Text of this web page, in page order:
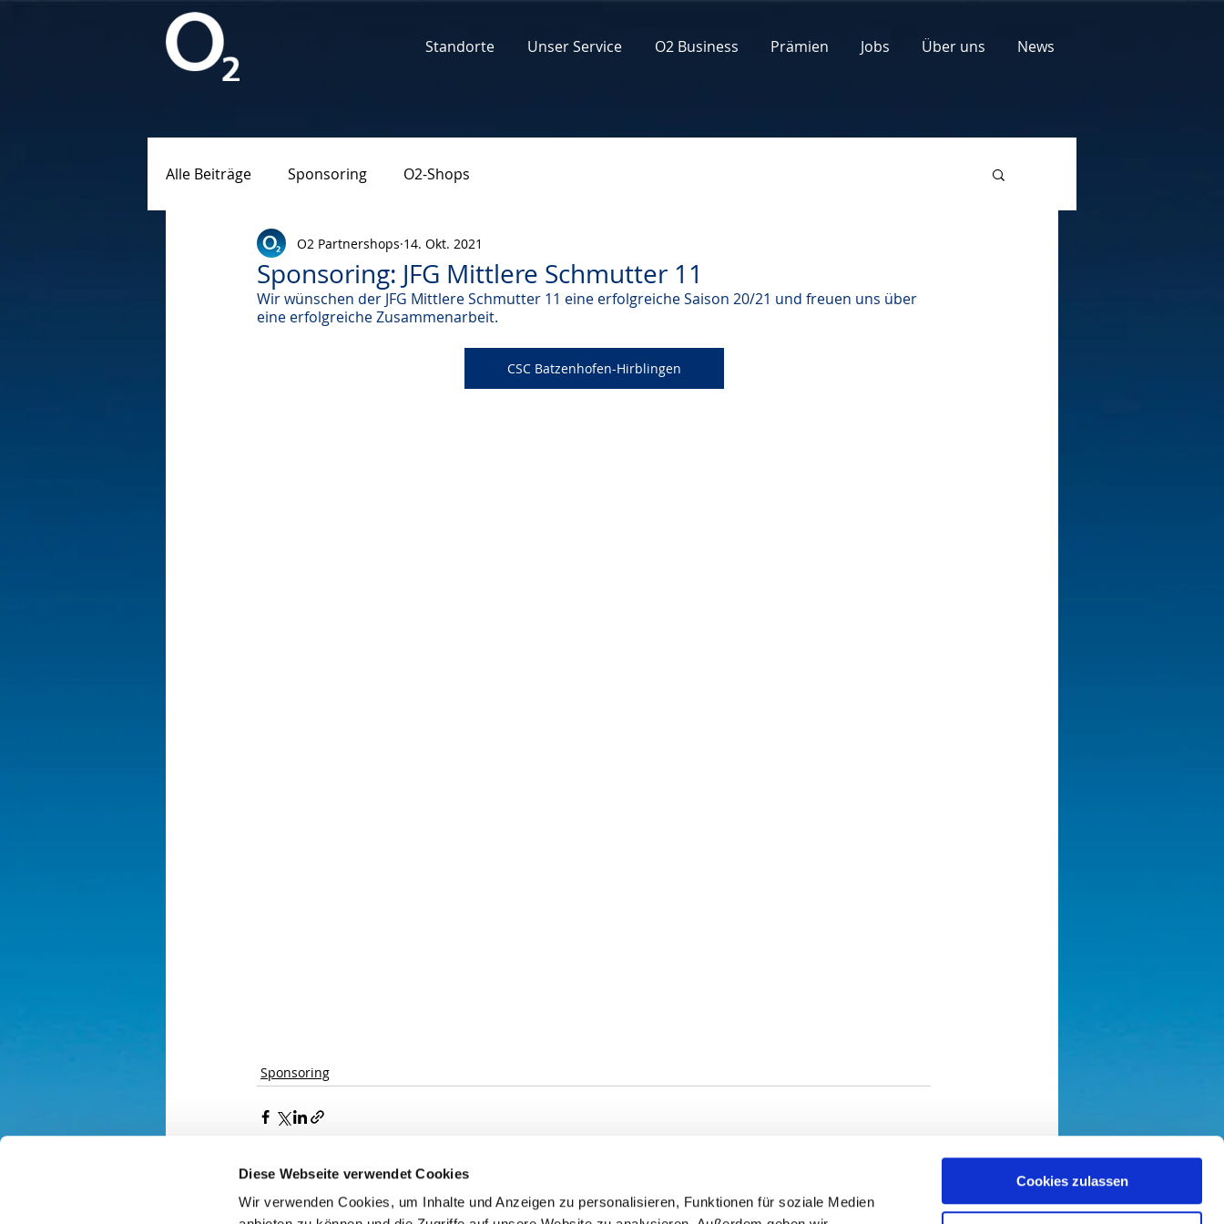
Diese Webseite verwendet Cookies
Wir verwenden Cookies, um Inhalte und Anzeigen zu personalisieren, Funktionen für soziale Medien
Cookies zulassen
Standorte Unser Service O2 Business Prämien Jobs Über uns News
Alle Beiträge Sponsoring O2-Shops
Sponsoring: JFG Mittlere Schmutter 11
O2 Partnershops 14. Okt. 2021
Wir wünschen der JFG Mittlere Schmutter 11 eine erfolgreiche Saison 20/21 und freuen uns über
eine erfolgreiche Zusammenarbeit.
CSC Batzenhofen-Hirblingen
Sponsoring
Kommentare